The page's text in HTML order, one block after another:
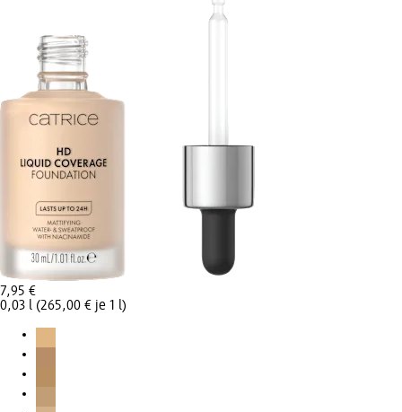
7,95 €
0,03 l (265,00 € je 1 l)